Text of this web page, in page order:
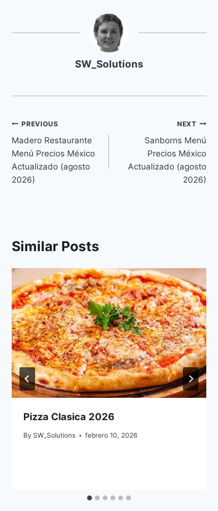
SW_Solutions
Navegación
de
entradas
PREVIOUS
Madero Restaurante
Menú Precios México
Actualizado (agosto
2026)
NEXT
Sanborns Menú
Precios México
Actualizado (agosto
2026)
Similar Posts
Pizza Clasica 2026
By SW_Solutions febrero 10, 2026